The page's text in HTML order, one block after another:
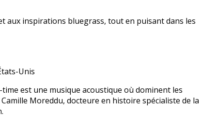
aux inspirations bluegrass, tout en puisant dans les
Unis
time est une musique acoustique où dominent les
Moreddu, docteure en histoire spécialiste de la